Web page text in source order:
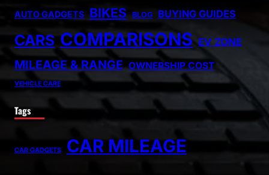
AUTO GADGETS BIKES BLOG BUYING GUIDES
CARS COMPARISONS EV ZONE
MILEAGE & RANGE OWNERSHIP COST
VEHICLE CARE
Tags
CAR GADGETS CAR MILEAGE